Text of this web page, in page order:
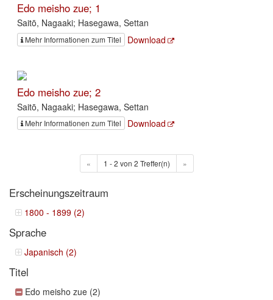
Edo meisho zue; 1
Saitō, Nagaaki; Hasegawa, Settan
Mehr Informationen zum Titel Download
Edo meisho zue; 2
Saitō, Nagaaki; Hasegawa, Settan
Mehr Informationen zum Titel Download
« 1 - 2 von 2 Treffer(n) »
Erscheinungszeitraum
1800 - 1899 (2)
Sprache
Japanisch (2)
Titel
Edo meisho zue (2)